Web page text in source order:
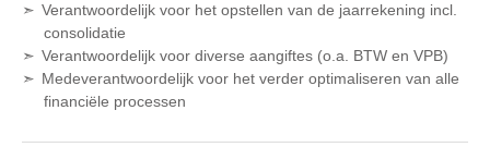
Verantwoordelijk voor het opstellen van de jaarrekening incl.
consolidatie
Verantwoordelijk voor diverse aangiftes (o.a. BTW en VPB)
Medeverantwoordelijk voor het verder optimaliseren van alle
financiële processen